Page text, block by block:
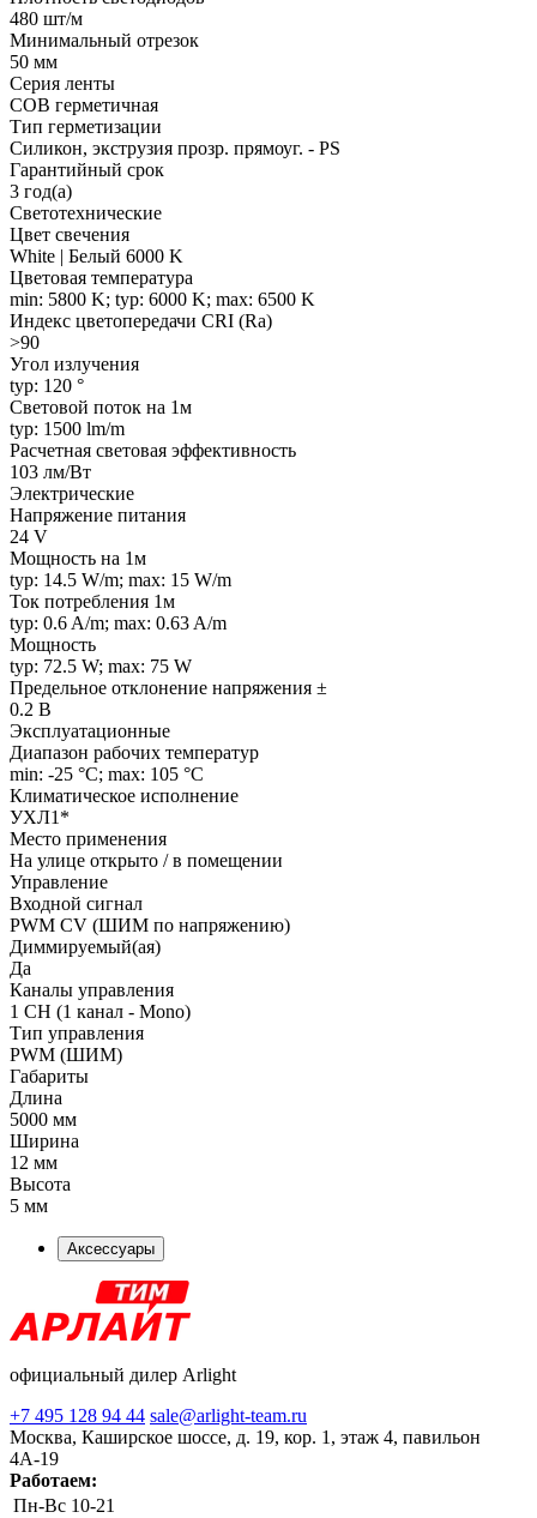
480 шт/м
Минимальный отрезок
50 мм
Серия ленты
COB герметичная
Тип герметизации
Силикон, экструзия прозр. прямоуг. - PS
Гарантийный срок
3 год(а)
Светотехнические
Цвет свечения
White | Белый 6000 K
Цветовая температура
min: 5800 K; typ: 6000 K; max: 6500 K
Индекс цветопередачи CRI (Ra)
>90
Угол излучения
typ: 120 °
Световой поток на 1м
typ: 1500 lm/m
Расчетная световая эффективность
103 лм/Вт
Электрические
Напряжение питания
24 V
Мощность на 1м
typ: 14.5 W/m; max: 15 W/m
Ток потребления 1м
typ: 0.6 A/m; max: 0.63 A/m
Мощность
typ: 72.5 W; max: 75 W
Предельное отклонение напряжения ±
0.2 В
Эксплуатационные
Диапазон рабочих температур
min: -25 °C; max: 105 °C
Климатическое исполнение
УХЛ1*
Место применения
На улице открыто / в помещении
Управление
Входной сигнал
PWM СV (ШИМ по напряжению)
Диммируемый(ая)
Да
Каналы управления
1 CH (1 канал - Mono)
Тип управления
PWM (ШИМ)
Габариты
Длина
5000 мм
Ширина
12 мм
Высота
5 мм
Аксессуары
официальный дилер Arlight
+7 495 128 94 44 sale@arlight-team.ru
Москва, Каширское шоссе, д. 19, кор. 1, этаж 4, павильон
4А-19
Работаем:
Пн-Вс 10-21